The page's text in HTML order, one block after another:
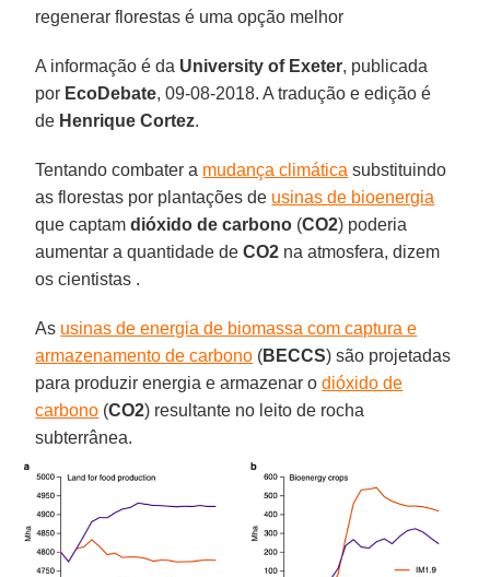
regenerar florestas é uma opção melhor
A informação é da University of Exeter, publicada
por EcoDebate, 09-08-2018. A tradução e edição é
de Henrique Cortez.
Tentando combater a mudança climática substituindo
as florestas por plantações de usinas de bioenergia
que captamdióxido de carbono (CO2) poderia
aumentar a quantidade deCO2 na atmosfera, dizem
os cientistas .
As usinas de energia de biomassa com captura e
armazenamento de carbono (BECCS) são projetadas
para produzir energia e armazenar odióxido de
carbono (CO2) resultante no leito de rocha
subterrânea.